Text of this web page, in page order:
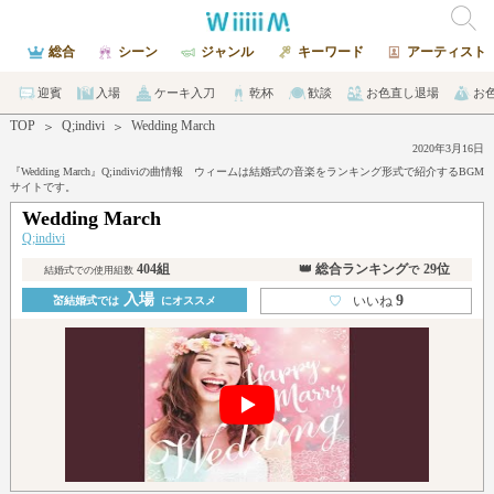
総合 シーン ジャンル キーワード アーティスト
迎賓 入場 ケーキ入刀 乾杯 歓談 お色直し退場 お
TOP ＞ Q;indivi ＞ Wedding March
2020年3月16日
『Wedding March』Q;indiviの曲情報 ウィームは結婚式の音楽をランキング形式で紹介するBGM
サイトです。
Wedding March
Q;indivi
結婚式での使用組数404組 👑 総合ランキングで 29位
💒結婚式では入場 にオススメ ♡ いいね9